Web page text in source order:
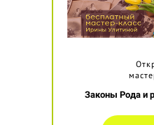
Законы Рода и